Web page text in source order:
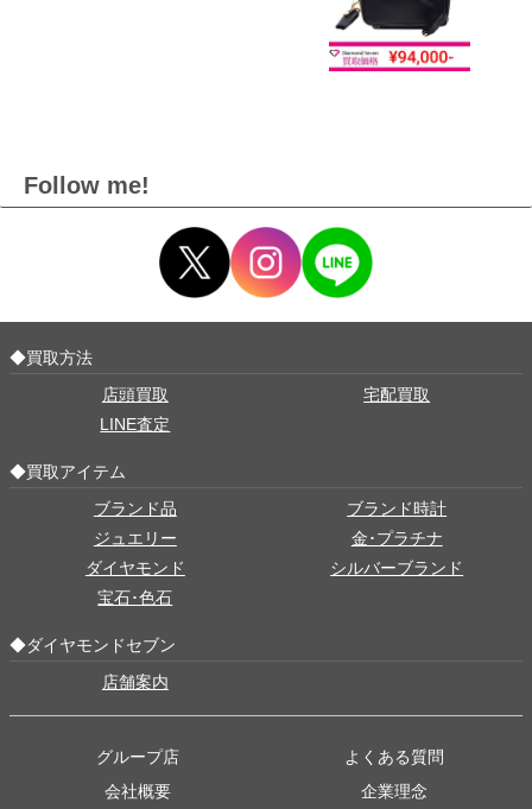
Follow me!
◆買取方法
店頭買取
宅配買取
LINE査定
◆買取アイテム
ブランド品
ブランド時計
ジュエリー
金･プラチナ
ダイヤモンド
シルバーブランド
宝石･色石
◆ダイヤモンドセブン
店舗案内
グループ店
よくある質問
会社概要
企業理念